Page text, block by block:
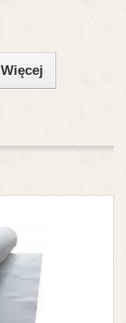
Więcej